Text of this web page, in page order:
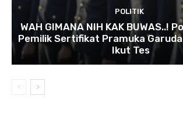
POLITIK
WAH GIMANA NIH KAK BUWAS..!
Pemilik Sertifikat Pramuka
Ikut Tes